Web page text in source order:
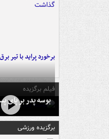
برخورد پراید با تیر برق ۲ فوتی بر جای گذاشت
فیلم برگزیده
بوسه‌ پدر بر
برگزیده ورزشی